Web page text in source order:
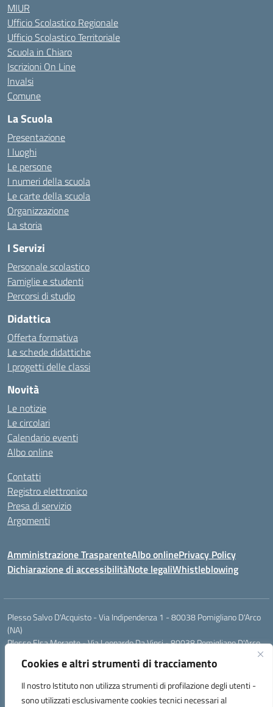
Cookies e altri strumenti di tracciamento
Il nostro Istituto non utilizza strumenti di profilazione degli utenti -
sono utilizzati esclusivamente cookies tecnici necessari al
MIUR
Ufficio Scolastico Regionale
Ufficio Scolastico Territoriale
Scuola in Chiaro
Iscrizioni On Line
Invalsi
Comune
La Scuola
Presentazione
I luoghi
Le persone
I numeri della scuola
Le carte della scuola
Organizzazione
La storia
I Servizi
Personale scolastico
Famiglie e studenti
Percorsi di studio
Didattica
Offerta formativa
Le schede didattiche
I progetti delle classi
Novità
Le notizie
Le circolari
Calendario eventi
Albo online
Contatti
Registro elettronico
Presa di servizio
Argomenti
Amministrazione TrasparenteAlbo onlinePrivacy Policy
Dichiarazione di accessibilitàNote legaliWhistleblowing
Plesso Salvo D'Acquisto - Via Indipendenza 1 - 80038 Pomigliano D'Arco
(NA)
Plesso Elsa Morante - Via Leonardo Da Vinci - 80038 Pomigliano D'Arco
Plesso Leone - Via Pascoli - 80038 Pomigliano D'Arco (NA)
Tel.:0813177304 - Mail: naic8g1003@istruzione.it - Pec: